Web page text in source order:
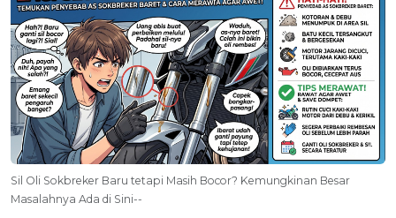
Sil Oli Sokbreker Baru tetapi Masih Bocor? Kemungkinan Besar
Masalahnya Ada di Sini--